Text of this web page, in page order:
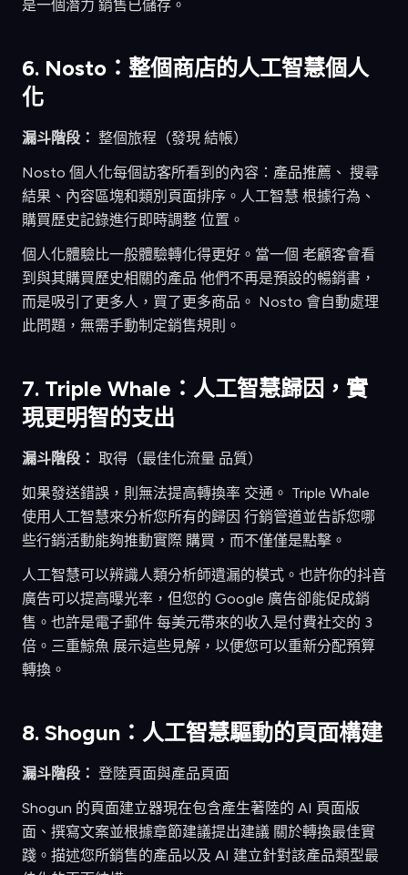
是一個潛力 銷售已儲存。
6. Nosto：整個商店的人工智慧個人
化
漏斗階段： 整個旅程（發現 結帳）
Nosto 個人化每個訪客所看到的內容：產品推薦、 搜尋
結果、內容區塊和類別頁面排序。人工智慧 根據行為、
購買歷史記錄進行即時調整 位置。
個人化體驗比一般體驗轉化得更好。當一個 老顧客會看
到與其購買歷史相關的產品 他們不再是預設的暢銷書，
而是吸引了更多人，買了更多商品。 Nosto 會自動處理
此問題，無需手動制定銷售規則。
7. Triple Whale：人工智慧歸因，實
現更明智的支出
漏斗階段： 取得（最佳化流量 品質）
如果發送錯誤，則無法提高轉換率 交通。 Triple Whale
使用人工智慧來分析您所有的歸因 行銷管道並告訴您哪
些行銷活動能夠推動實際 購買，而不僅僅是點擊。
人工智慧可以辨識人類分析師遺漏的模式。也許你的抖音
廣告可以提高曝光率，但您的 Google 廣告卻能促成銷
售。也許是電子郵件 每美元帶來的收入是付費社交的 3
倍。三重鯨魚 展示這些見解，以便您可以重新分配預算
轉換。
8. Shogun：人工智慧驅動的頁面構建
漏斗階段： 登陸頁面與產品頁面
Shogun 的頁面建立器現在包含產生著陸的 AI 頁面版
面、撰寫文案並根據章節建議提出建議 關於轉換最佳實
踐。描述您所銷售的產品以及 AI 建立針對該產品類型最